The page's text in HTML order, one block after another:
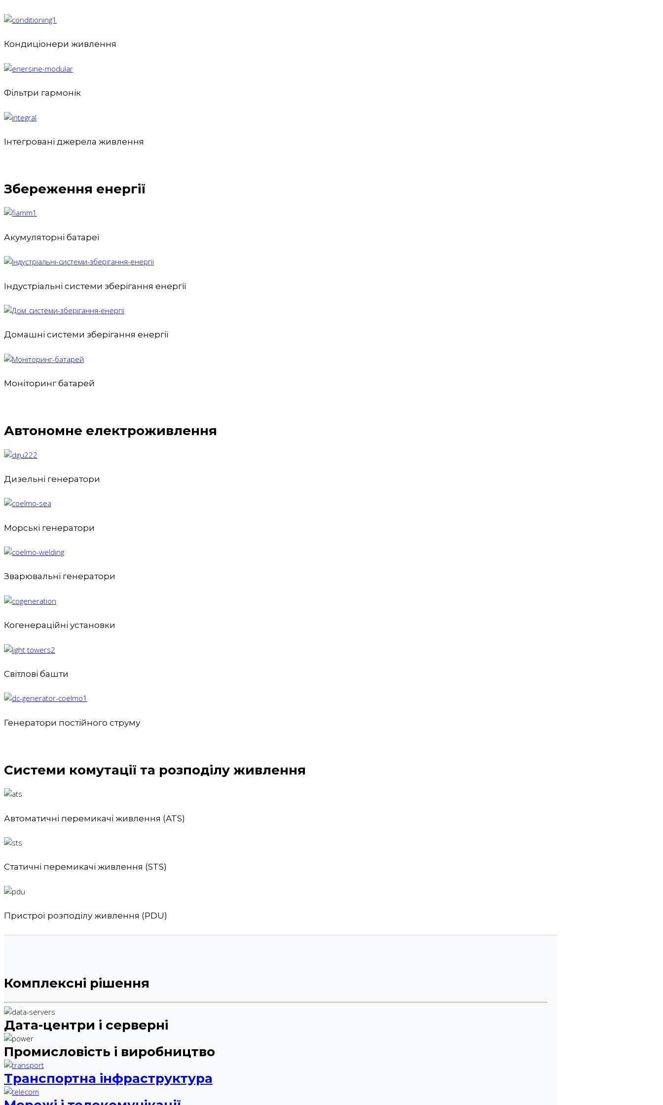
Кондиціонери живлення
Фільтри гармонік
Інтегровані джерела живлення
Збереження енергії
Акумуляторні батареї
Індустріальні системи зберігання енергії
Домашні системи зберігання енергії
Моніторинг батарей
Автономне електроживлення
Дизельні генератори
Морські генератори
Зварювальні генератори
Когенераційні установки
Світлові башти
Генератори постійного струму
Системи комутації та розподілу живлення
Автоматичні перемикачі живлення (ATS)
Статичні перемикачі живлення (STS)
Пристрої розподілу живлення (PDU)
Комплексні рішення
Дата-центри і серверні
Промисловість і виробництво
Транспортна інфраструктура